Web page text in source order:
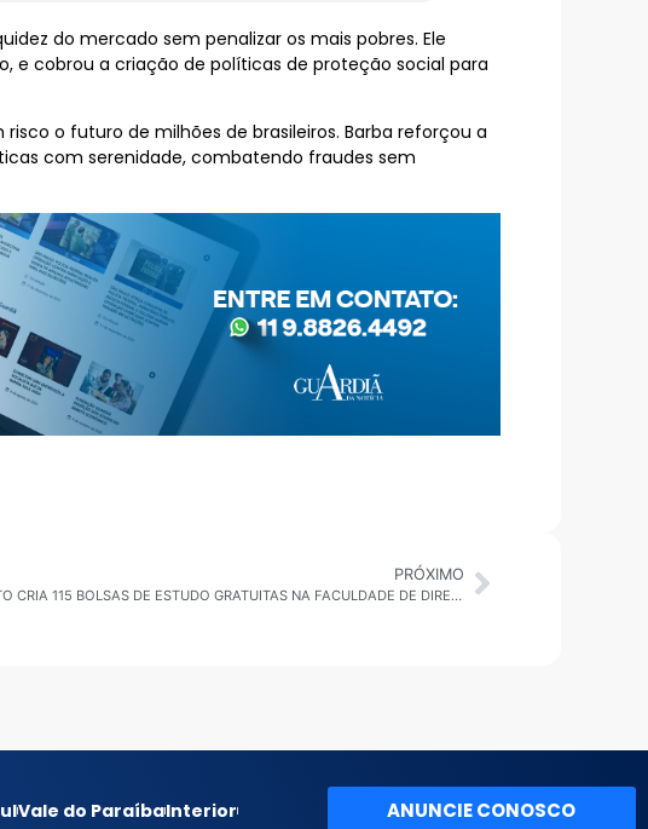
do mercado sem penalizar os mais pobres. Ele
e cobrou a criação de políticas de proteção social para
o futuro de milhões de brasileiros. Barba reforçou a
com serenidade, combatendo fraudes sem
PRÓXIMO
SÃO BERNARDO: PROJETO CRIA 115 BOLSAS DE ESTUDO GRATUITAS NA FACULDADE DE DIREITO
Vale do ParaíbaInterior
ANUNCIE CONOSCO